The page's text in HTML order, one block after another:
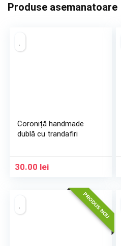
Produse asemanatoare
Coroniță handmade
dublă cu trandafiri
30.00 lei
PRODUS NOU